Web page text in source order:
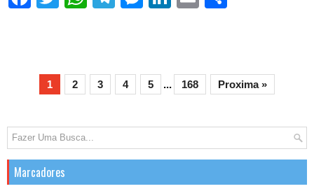
1 2 3 4 5 ... 168 Proxima »
Marcadores